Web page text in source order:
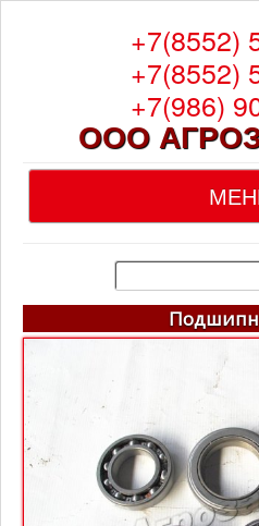
+7(8552)
+7(8552)
+7(986)
ООО
О